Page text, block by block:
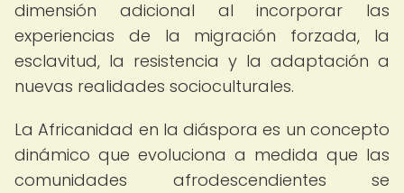
dimensión adicional al incorporar las
experiencias de la migración forzada, la
esclavitud, la resistencia y la adaptación a
nuevas realidades socioculturales.
La Africanidad en la diáspora es un concepto
dinámico que evoluciona a medida que las
comunidades afrodescendientes se